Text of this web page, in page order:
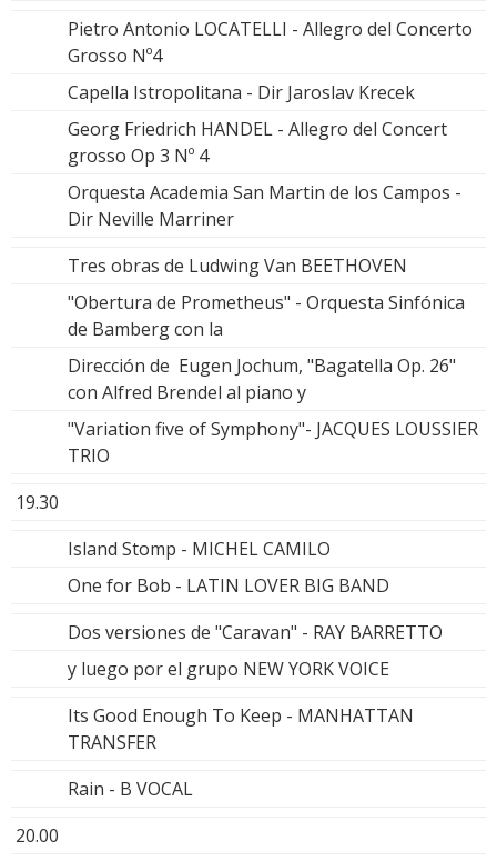
Pietro Antonio LOCATELLI - Allegro del Concerto
Grosso Nº4
Capella Istropolitana - Dir Jaroslav Krecek
Georg Friedrich HANDEL - Allegro del Concert
grosso Op 3 Nº 4
Orquesta Academia San Martin de los Campos -
Dir Neville Marriner
Tres obras de Ludwing Van BEETHOVEN
"Obertura de Prometheus" - Orquesta Sinfónica
de Bamberg con la
Dirección de Eugen Jochum, "Bagatella Op. 26"
con Alfred Brendel al piano y
"Variation five of Symphony"- JACQUES LOUSSIER
TRIO
19.30
Island Stomp - MICHEL CAMILO
One for Bob - LATIN LOVER BIG BAND
Dos versiones de "Caravan" - RAY BARRETTO
y luego por el grupo NEW YORK VOICE
Its Good Enough To Keep - MANHATTAN
TRANSFER
Rain - B VOCAL
20.00